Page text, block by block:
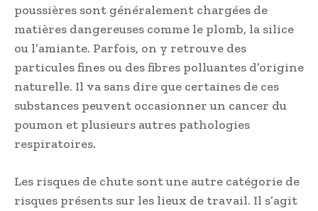
poussières sont généralement chargées de
matières dangereuses comme le plomb, la silice
ou l’amiante. Parfois, on y retrouve des
particules fines ou des fibres polluantes d’origine
naturelle. Il va sans dire que certaines de ces
substances peuvent occasionner un cancer du
poumon et plusieurs autres pathologies
respiratoires.
Les risques de chute sont une autre catégorie de
risques présents sur les lieux de travail. Il s’agit